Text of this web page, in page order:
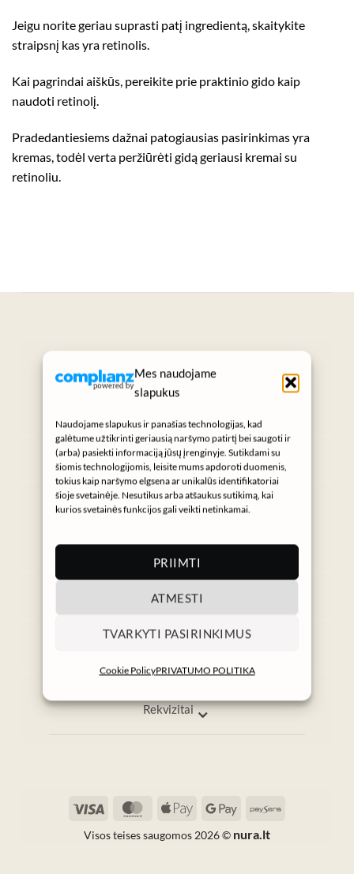
Mes naudojame
slapukus
Naudojame slapukus ir panašias technologijas, kad
galėtume užtikrinti geriausią naršymo patirtį bei saugoti ir
(arba) pasiekti informaciją jūsų įrenginyje. Sutikdami su
šiomis technologijomis, leisite mums apdoroti duomenis,
tokius kaip naršymo elgsena ar unikalūs identifikatoriai
šioje svetainėje. Nesutikus arba atšaukus sutikimą, kai
kurios svetainės funkcijos gali veikti netinkamai.
PRIIMTI
ATMESTI
TVARKYTI PASIRINKIMUS
Cookie PolicyPRIVATUMO POLITIKA
Jeigu norite geriau suprasti patį ingredientą, skaitykite
straipsnį kas yra retinolis.
Kai pagrindai aiškūs, pereikite prie praktinio gido kaip
naudoti retinolį.
Pradedantiesiems dažnai patogiausias pasirinkimas yra
kremas, todėl verta peržiūrėti gidągeriausi kremai su
retinoliu
SUKURTA KASDIENIAMS GROŽIO
RITUALAMS
Instagram
Gaukite NURA naujienas
Informacija⌄
Rekvizitai⌄
Visa MasterCard
Apple
Google Paysera
Visos teises saugomos 2026 © nura.lt